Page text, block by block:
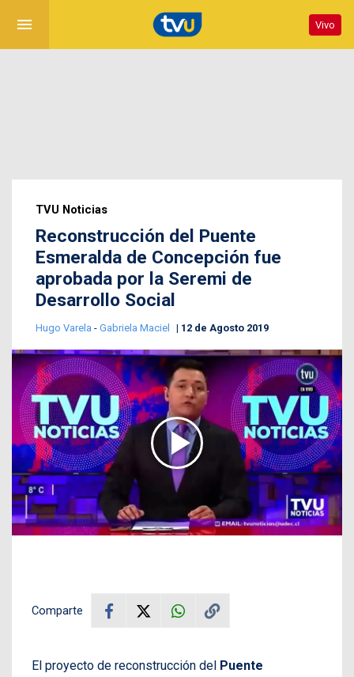
menu Vivo
TVU Noticias
Reconstrucción del Puente
Esmeralda de Concepción fue
aprobada por la Seremi de
Desarrollo Social
Hugo Varela - Gabriela Maciel 12 de Agosto 2019
Comparte
El proyecto de reconstrucción del Puente